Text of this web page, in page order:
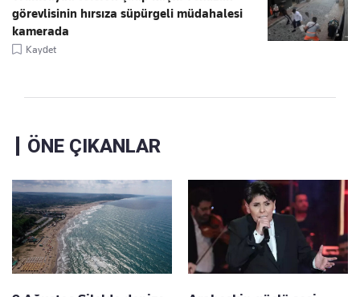
görevlisinin hırsıza süpürgeli müdahalesi
kamerada
Kaydet
ÖNE ÇIKANLAR